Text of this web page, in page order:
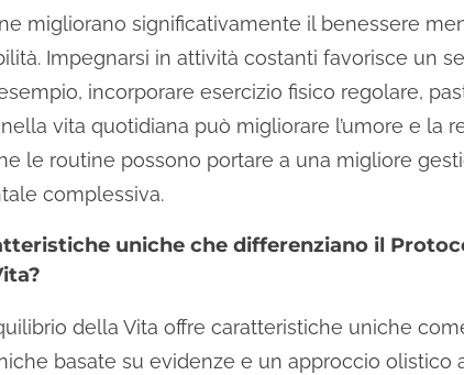
migliorano significativamente il benessere
Impegnarsi in attività costanti favorisce un
incorporare esercizio fisico regolare,
vita quotidiana può migliorare l’umore e la
le routine possono portare a una migliore
complessiva.
uniche che differenziano il
della Vita offre caratteristiche uniche
basate su evidenze e un approccio olistico